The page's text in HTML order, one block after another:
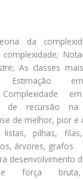
da
As classes
Estimação
Complexidade
de recursão
de melhor, pior e
listas, pilhas,
árvores, grafos
desenvolvimento
força bruta,